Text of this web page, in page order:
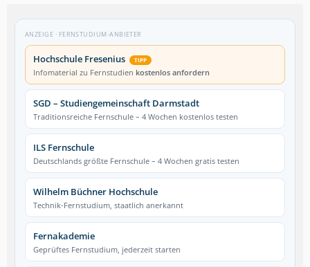
ANZEIGE · FERNSTUDIUM-ANBIETER
Hochschule Fresenius TIPP
Infomaterial zu Fernstudien kostenlos anfordern
SGD – Studiengemeinschaft Darmstadt
Traditionsreiche Fernschule – 4 Wochen kostenlos testen
ILS Fernschule
Deutschlands größte Fernschule – 4 Wochen gratis testen
Wilhelm Büchner Hochschule
Technik-Fernstudium, staatlich anerkannt
Fernakademie
Geprüftes Fernstudium, jederzeit starten